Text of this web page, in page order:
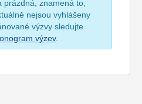
prázdná, znamená to,
nejsou vyhlášeny
výzvy sledujte
výzev.